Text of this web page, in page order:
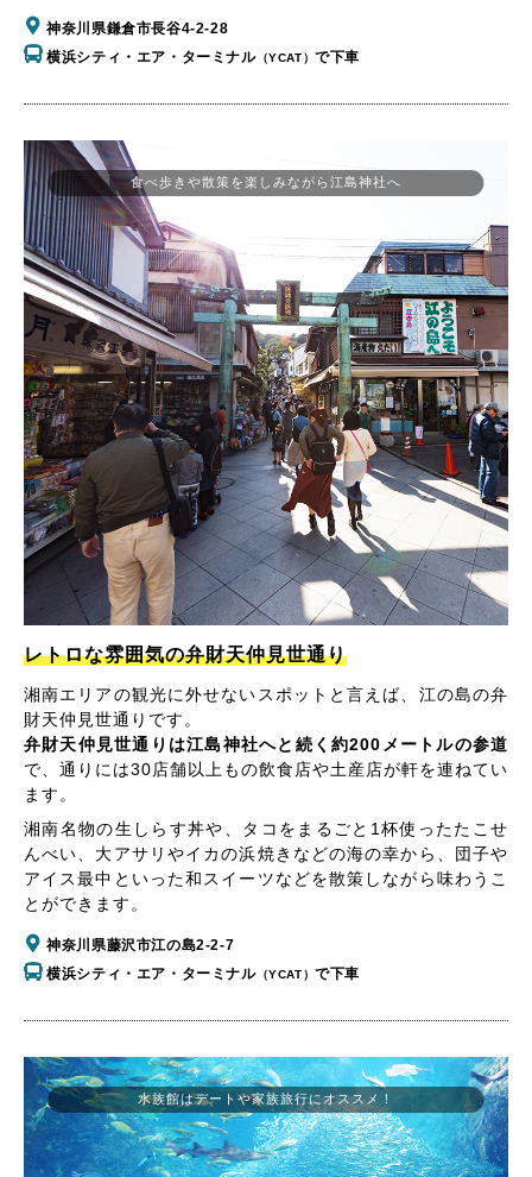
神奈川県鎌倉市長谷4-2-28
横浜シティ・エア・ターミナル（YCAT）で下車
食べ歩きや散策を楽しみながら江島神社へ
レトロな雰囲気の弁財天仲見世通り
湘南エリアの観光に外せないスポットと言えば、江の島の弁
財天仲見世通りです。
弁財天仲見世通りは江島神社へと続く約200メートルの参道
で、通りには30店舗以上もの飲食店や土産店が軒を連ねてい
ます。
湘南名物の生しらす丼や、タコをまるごと1杯使ったたこせ
んべい、大アサリやイカの浜焼きなどの海の幸から、団子や
アイス最中といった和スイーツなどを散策しながら味わうこ
とができます。
神奈川県藤沢市江の島2-2-7
横浜シティ・エア・ターミナル（YCAT）で下車
水族館はデートや家族旅行にオススメ！